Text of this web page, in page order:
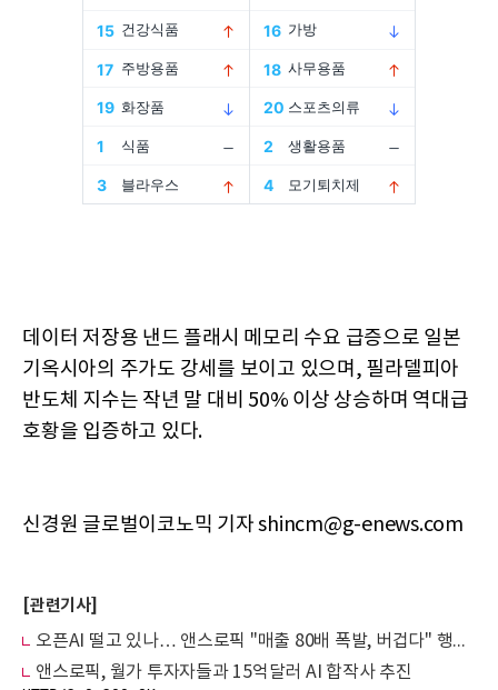
데이터 저장용 낸드 플래시 메모리 수요 급증으로 일본
기옥시아의 주가도 강세를 보이고 있으며, 필라델피아
반도체 지수는 작년 말 대비 50% 이상 상승하며 역대급
호황을 입증하고 있다.
신경원 글로벌이코노믹 기자 shincm@g-enews.com
[관련기사]
오픈AI 떨고 있나… 앤스로픽 "매출 80배 폭발, 버겁다" 행복한 비명
앤스로픽, 월가 투자자들과 15억달러 AI 합작사 추진